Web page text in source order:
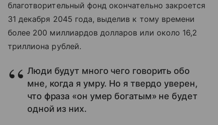
благотворительный фонд окончательно закроется
31 декабря 2045 года, выделив к тому времени
более 200 миллиардов долларов или около 16,2
триллиона рублей.
Люди будут много чего говорить обо
мне, когда я умру. Но я твердо уверен,
что фраза «он умер богатым» не будет
одной из них.